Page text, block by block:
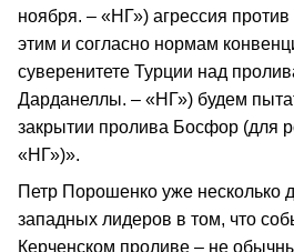
ноября. – «НГ») агрессия
этим и согласно нормам
суверенитете Турции над
Дарданеллы. – «НГ») будем
закрытии пролива Босфор (для
«НГ»)».
Петр Порошенко уже несколько
западных лидеров в том, что
Керченском проливе – не